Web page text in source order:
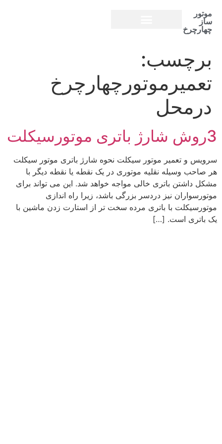
موتور
ساز
چهارچرخ
برچسب:
تعمیرموتورچهارچرخ
درمحل
3روش شارژ باتری موتورسیکلت
سرویس و تعمیر موتور سیکلت نحوه شارژ باتری موتور سیکلت
هر صاحب وسیله نقلیه موتوری در یک نقطه یا نقطه دیگر با
مشکل داشتن باتری خالی مواجه خواهد شد. این می تواند برای
موتورسواران نیز دردسر بزرگی باشد، زیرا راه اندازی
موتورسیکلت با باتری مرده سخت تر از استارت زدن ماشین با
یک باتری است. […]